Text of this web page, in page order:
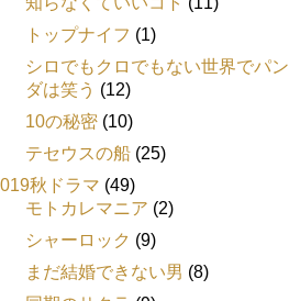
トップナイフ (1)
シロでもクロでもない世界でパン
ダは笑う (12)
10の秘密 (10)
テセウスの船 (25)
秋ドラマ (49)
モトカレマニア (2)
シャーロック (9)
まだ結婚できない男 (8)